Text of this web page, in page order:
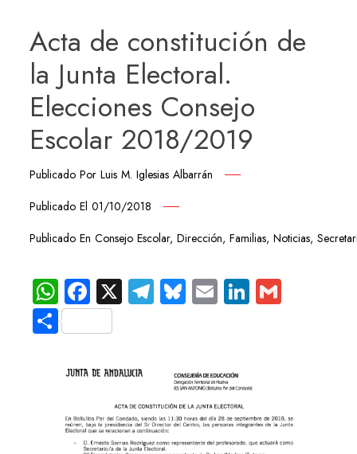
Acta de constitución de
la Junta Electoral.
Elecciones Consejo
Escolar 2018/2019
Publicado PorLuis M. Iglesias Albarrán
Publicado El01/10/2018
Publicado EnConsejo Escolar,Dirección,Familias,Noticias,
WhatsApp
Facebook
X Telegram
Bluesky
EmailLinkedIn
Compartir